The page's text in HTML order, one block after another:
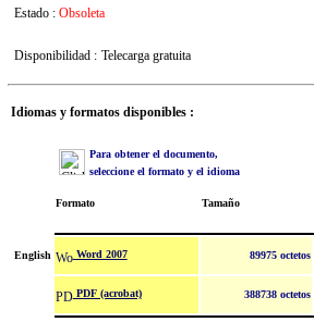
Estado : Obsoleta
Disponibilidad : Telecarga gratuita
Idiomas y formatos disponibles :
Para obtener el documento,
seleccione el formato y el idioma
Formato Tamaño
English Word 2007 89975 octetos
PDF (acrobat) 388738 octetos